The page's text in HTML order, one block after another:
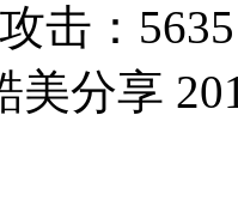
击：
美分享